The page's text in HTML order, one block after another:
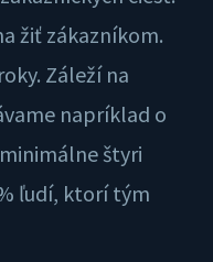
žiť zákazníkom.
Záleží na
napríklad o
štyri
ľudí, ktorí tým